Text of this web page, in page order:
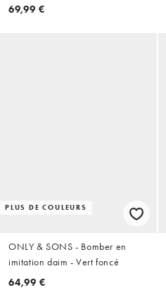
69,99 €
PLUS DE COULEURS
ONLY & SONS - Bomber en
imitation daim - Vert foncé
64,99 €